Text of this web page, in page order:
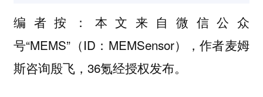
编者按：本文来自微信公众
号“MEMS”（ID：MEMSensor），作者麦姆
斯咨询殷飞，36氪经授权发布。